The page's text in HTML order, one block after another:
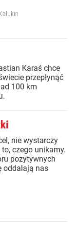
Karaś chce
przepłynąć
100 km
nie wystarczy
czego unikamy.
pozytywnych
oddalają nas